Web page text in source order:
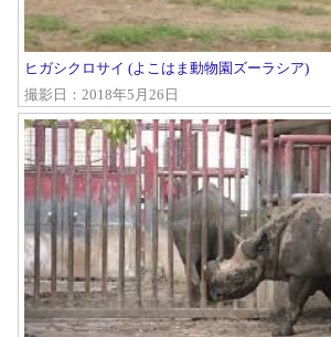
ヒガシクロサイ (よこはま動物園ズーラシア)
撮影日：2018年5月26日